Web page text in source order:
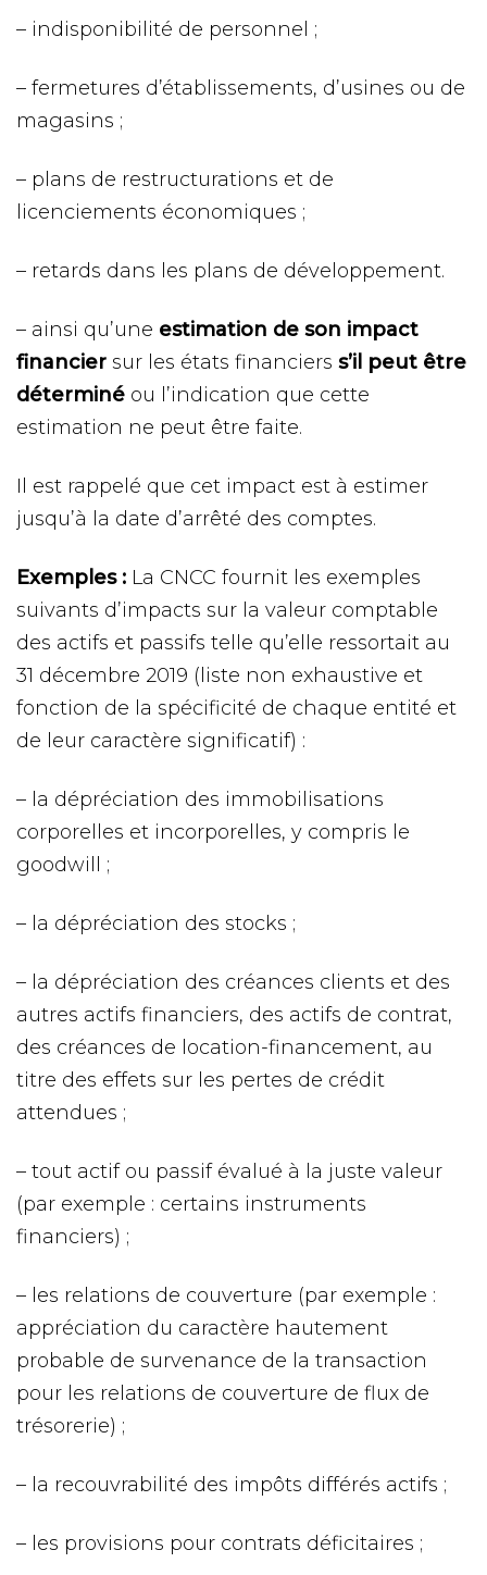
– indisponibilité de personnel ;
– fermetures d’établissements, d’usines ou de
magasins ;
– plans de restructurations et de
licenciements économiques ;
– retards dans les plans de développement.
– ainsi qu’une estimation de son impact
financier sur les états financiers s’il peut être
déterminé ou l’indication que cette
estimation ne peut être faite.
Il est rappelé que cet impact est à estimer
jusqu’à la date d’arrêté des comptes.
Exemples : La CNCC fournit les exemples
suivants d’impacts sur la valeur comptable
des actifs et passifs telle qu’elle ressortait au
31 décembre 2019 (liste non exhaustive et
fonction de la spécificité de chaque entité et
de leur caractère significatif) :
– la dépréciation des immobilisations
corporelles et incorporelles, y compris le
goodwill ;
– la dépréciation des stocks ;
– la dépréciation des créances clients et des
autres actifs financiers, des actifs de contrat,
des créances de location-financement, au
titre des effets sur les pertes de crédit
attendues ;
– tout actif ou passif évalué à la juste valeur
(par exemple : certains instruments
financiers) ;
– les relations de couverture (par exemple :
appréciation du caractère hautement
probable de survenance de la transaction
pour les relations de couverture de flux de
trésorerie) ;
– la recouvrabilité des impôts différés actifs ;
– les provisions pour contrats déficitaires ;